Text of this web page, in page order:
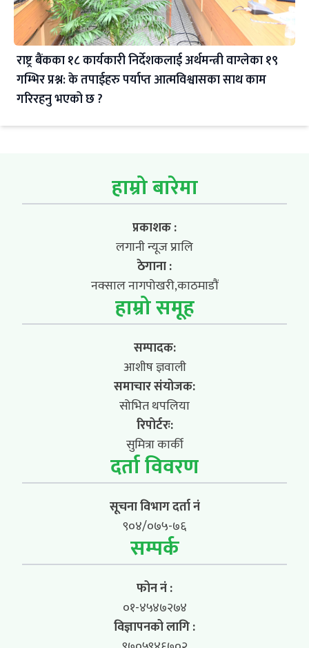
राष्ट्र बैंकका १८ कार्यकारी निर्देशकलाई अर्थमन्त्री वाग्लेका १९
गम्भिर प्रश्न: के तपाईहरु पर्याप्त आत्मविश्वासका साथ काम
गरिरहनु भएको छ ?
हाम्रो बारेमा
प्रकाशक :
लगानी न्यूज प्रालि
ठेगाना :
नक्साल नागपोखरी,काठमाडौं
हाम्रो समूह
सम्पादक:
आशीष ज्ञवाली
समाचार संयोजक:
सोभित थपलिया
रिपोर्टरः:
सुमित्रा कार्की
दर्ता विवरण
सूचना विभाग दर्ता नं
९०४/०७५-७६
सम्पर्क
फोन नं :
०१-४५४७२७४
विज्ञापनको लागि :